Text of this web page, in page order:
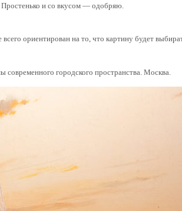
и со вкусом — одобряю.
ориентирован на то, что картину будет
современного городского пространства. Москва.